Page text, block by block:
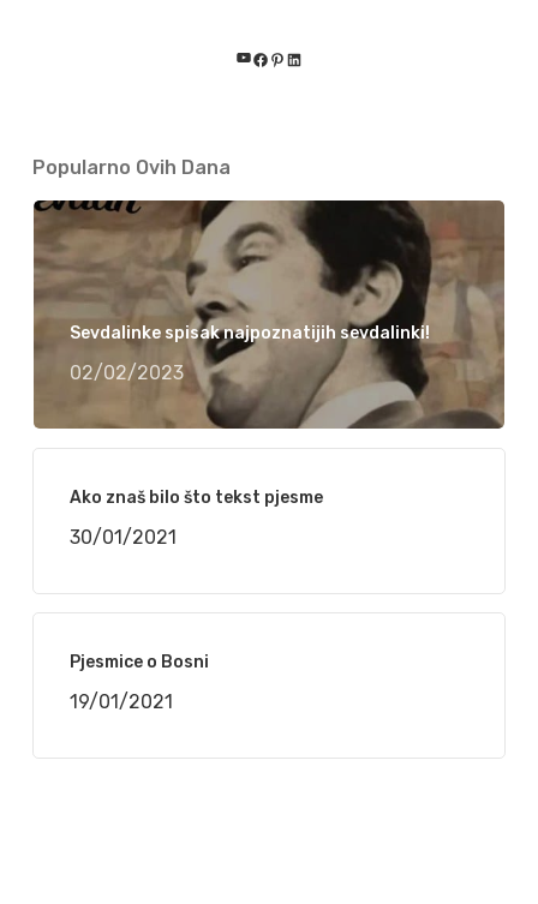
YouTube
Facebook
Pinterest
LinkedIn
Popularno Ovih Dana
Sevdalinke spisak najpoznatijih sevdalinki!
02/02/2023
Ako znaš bilo što tekst pjesme
30/01/2021
Pjesmice o Bosni
19/01/2021